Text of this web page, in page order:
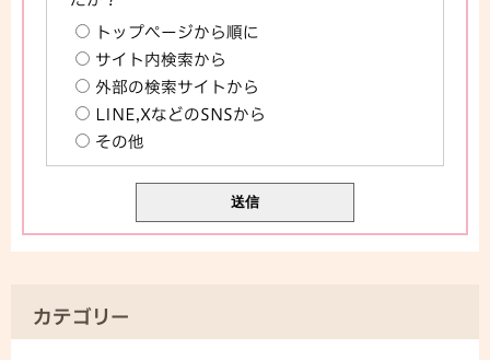
トップページから順に
サイト内検索から
外部の検索サイトから
LINE,XなどのSNSから
その他
カテゴリー